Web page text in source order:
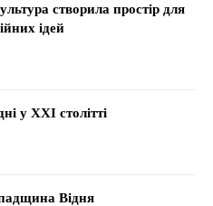
створила простір для
ідей
у XXI столітті
Відня